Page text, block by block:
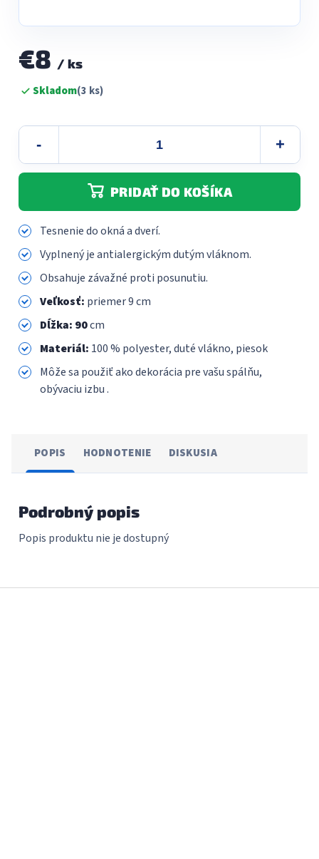
€8 / ks
Jednotková
cena:Skladom(3 ks)
PRIDAŤ DO KOŠÍKA
Tesnenie do okná a dverí.
Vyplnený je antialergickým dutým vláknom.
Obsahuje závažné proti posunutiu.
Veľkosť: priemer 9 cm
Dĺžka: 90cm
Materiál: 100 % polyester, duté vlákno, piesok
Môže sa použiť ako dekorácia pre vašu spálňu,
obývaciu izbu .
POPIS HODNOTENIE DISKUSIA
Podrobný popis
Popis produktu nie je dostupný